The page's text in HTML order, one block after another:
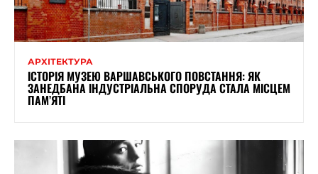
АРХІТЕКТУРА
ІСТОРІЯ МУЗЕЮ ВАРШАВСЬКОГО ПОВСТАННЯ: ЯК
ЗАНЕДБАНА ІНДУСТРІАЛЬНА СПОРУДА СТАЛА МІСЦЕМ
ПАМ’ЯТІ